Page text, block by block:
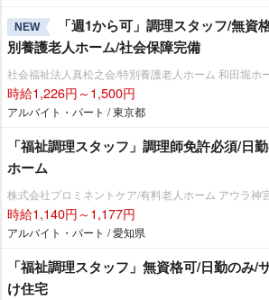
NEW
「週1から可」調理スタッフ/無資
別養護老人ホーム/社会保障完備
社会福祉法人真松之会/特別養護老人ホーム 和田堀ホ
時給1,226円～1,500円
アルバイト・パート / 東京都
「福祉調理スタッフ」調理師免許必須/日
ホーム
株式会社プロミネントケア/有料老人ホーム アウラ神
時給1,140円～1,177円
アルバイト・パート / 愛知県
「福祉調理スタッフ」無資格可/日勤のみ/
け住宅